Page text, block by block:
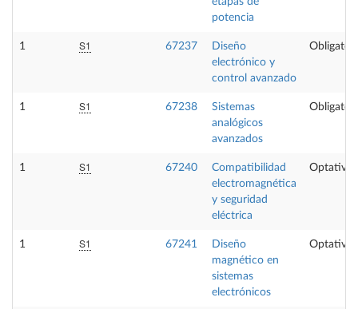
potencia
1 S1 67237
Diseño
electrónico y
control avanzado
1 S1 67238
Sistemas
analógicos
avanzados
1 S1 67240
Compatibilidad
electromagnética
y seguridad
eléctrica
Optativa
1 S1 67241
Diseño
magnético en
sistemas
electrónicos
Optativa